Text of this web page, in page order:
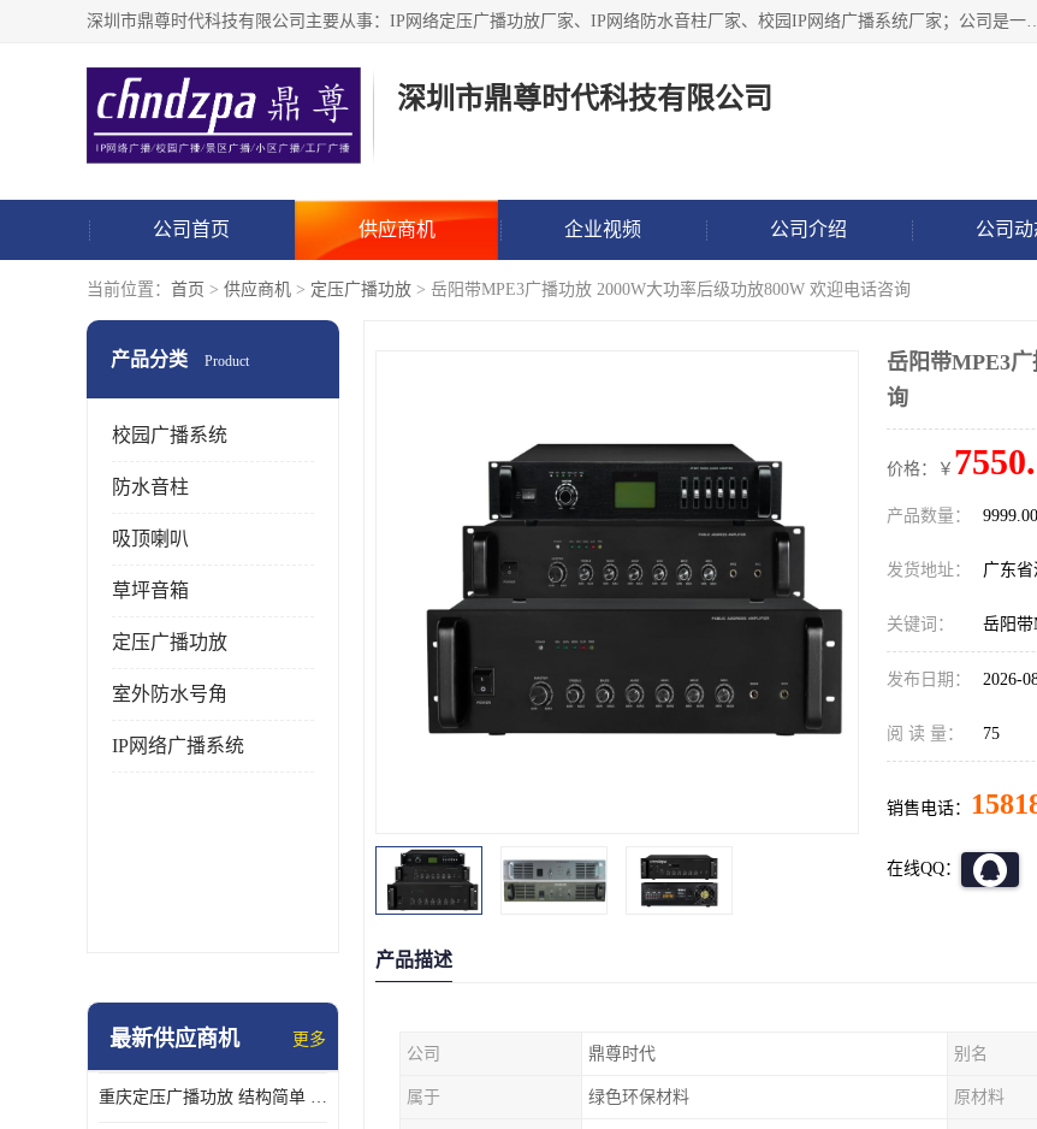
深圳市鼎尊时代科技有限公司主要从事：IP网络定压广播功放厂家、IP网络防水音柱厂家、校园IP网络广播系统厂家；公司是一家集研发、生产、销售公共广播器材于一
深圳市鼎尊时代科技有限公司
公司首页 供应商机 企业视频 公司介绍 公司动
当前位置： 首页 > 供应商机 > 定压广播功放 > 岳阳带MPE3广播功放 2000W大功率后级功放800W 欢迎电话咨询
产品分类 Product
校园广播系统
防水音柱
吸顶喇叭
草坪音箱
定压广播功放
室外防水号角
IP网络广播系统
最新供应商机 更多
重庆定压广播功放 结构简单 传输距离远
岳阳带MPE3
询
价格：￥
产品数量：
发货地址： 广东
关键词： 岳阳带
发布日期： 2026-
阅 读 量： 75
销售电话：
在线QQ：
产品描述
公司 鼎尊时代 别名
属于 绿色环保材料 原材料